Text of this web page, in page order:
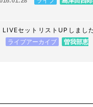
セットリストUPしました
garden"冬" 2016 新年会＞
ライブアーカイブ
曽我部恵